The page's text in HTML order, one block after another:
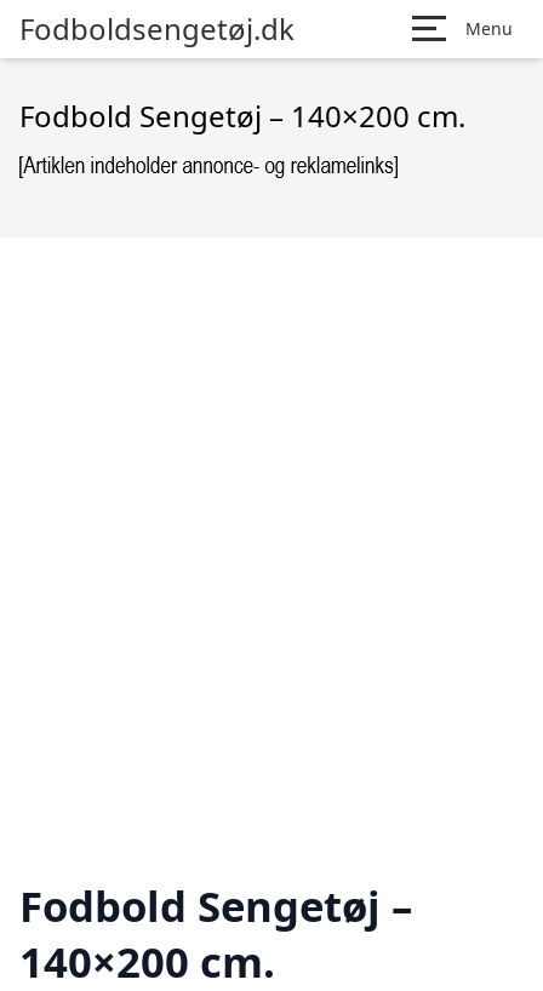
Fodboldsengetøj.dk Menu
Fodbold Sengetøj – 140×200 cm.
Fodbold Sengetøj –
140×200 cm.